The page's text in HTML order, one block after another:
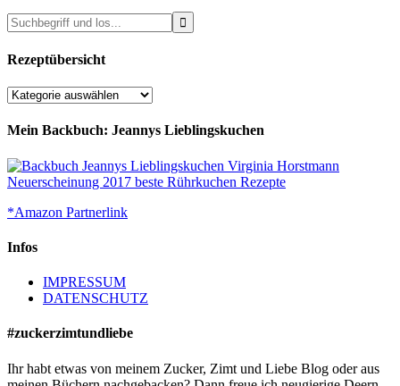
Rezeptübersicht
Rezeptübersicht
Mein Backbuch: Jeannys Lieblingskuchen
*Amazon Partnerlink
Infos
IMPRESSUM
DATENSCHUTZ
#zuckerzimtundliebe
Ihr habt etwas von meinem Zucker, Zimt und Liebe Blog oder aus